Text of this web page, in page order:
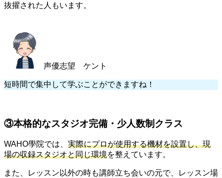
抜擢された人もいます。
声優志望 ケント
短時間で集中して学ぶことができますね！
③本格的なスタジオ完備・少人数制クラス
WAHO學院では、 実際にプロが使用する機材を設置し、現
場の収録スタジオと同じ環境を整えています。
また、レッスン以外の時も講師立ち会いの元で、レッスン場